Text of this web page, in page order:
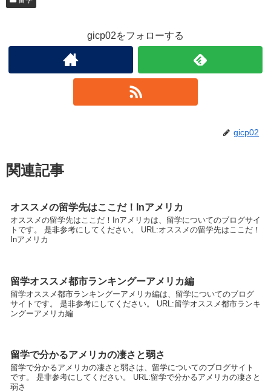
gicp02をフォローする
gicp02
関連記事
オススメの留学先はここだ！Inアメリカ
オススメの留学先はここだ！Inアメリカは、留学についてのブログサイ
トです。 是非参考にしてください。 URL:オススメの留学先はここだ！
Inアメリカ
留学オススメ都市ランキングーアメリカ編
留学オススメ都市ランキングーアメリカ編は、留学についてのブログ
サイトです。 是非参考にしてください。 URL:留学オススメ都市ランキ
ングーアメリカ編
留学で分かるアメリカの凄さと弱さ
留学で分かるアメリカの凄さと弱さは、留学についてのブログサイト
です。 是非参考にしてください。 URL:留学で分かるアメリカの凄さと
弱さ